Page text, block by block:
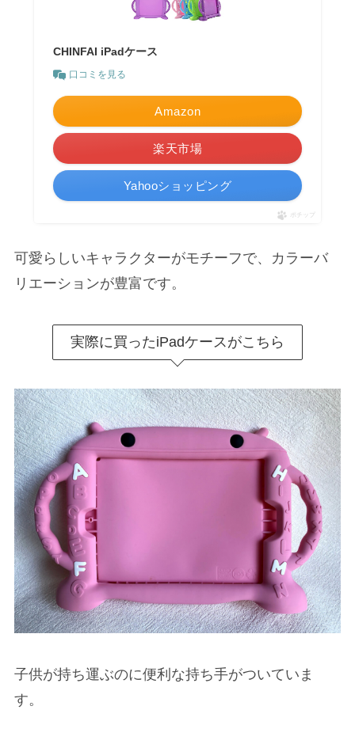
CHINFAI iPadケース
口コミを見る
Amazon
楽天市場
Yahooショッピング
ポチップ
可愛らしいキャラクターがモチーフで、カラーバ
リエーションが豊富です。
実際に買ったiPadケースがこちら
子供が持ち運ぶのに便利な持ち手がついていま
す。